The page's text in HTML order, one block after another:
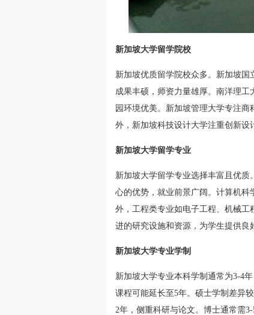
新加坡大学留学院校
新加坡优质留学院校众多。新加坡
成果丰硕，师资力量雄厚。南洋理
园环境优美。新加坡管理大学专注
外，新加坡科技设计大学注重创新设
新加坡大学留学专业
新加坡大学留学专业选择丰富且优
心的优势，就业前景广阔。计算机
外，工程类专业如电子工程、机械
进的研究设施和资源，为学生提供良
新加坡大学专业学制
新加坡大学专业本科学制通常为3-4
课程可能延长至5年。硕士学制差异
2年，侧重科研与论文。博士通常需